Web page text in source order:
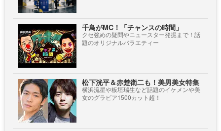
千鳥がMC！「チャンスの時間」
クセ強めの疑問やニュースター発掘まで！話
題のオリジナルバラエティー
松下洸平＆赤楚衛二も！美男美女特集
横浜流星や板垣瑞生など話題のイケメンや美
女のグラビア1500カット超！